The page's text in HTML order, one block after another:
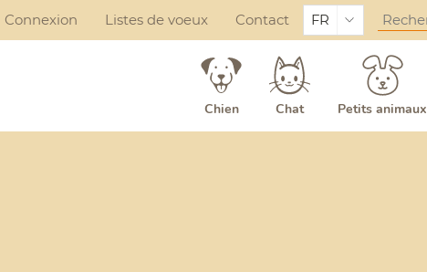
Connexion Listes de voeux Contact FR
Chien Chat Petits animaux